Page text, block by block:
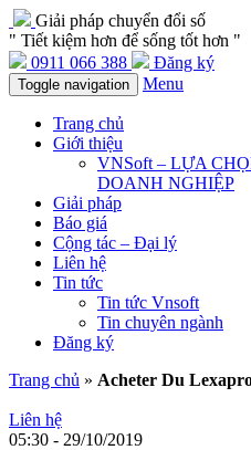
Giải pháp chuyển đổi số
" Tiết kiệm hơn để sống tốt hơn "
0911 066 388
Đăng ký
Toggle navigation Menu
Trang chủ
Giới thiệu
VNSoft – LỰA
DOANH NGHIỆP
Giải pháp
Báo giá
Cộng tác – Đại lý
Liên hệ
Tin tức
Tin tức Vnsoft
Tin chuyên ngành
Đăng ký
Trang chủ » Acheter Du
Liên hệ
05:30 - 29/10/2019